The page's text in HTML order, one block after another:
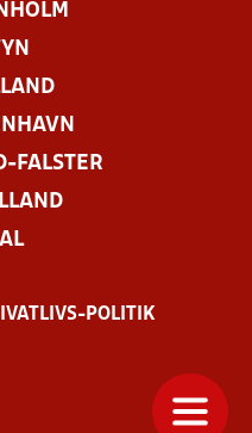
FALSTER
POLITIK